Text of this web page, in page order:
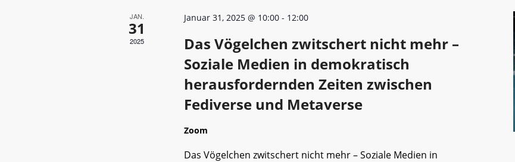
JAN.
31
2025
Januar 31, 2025 @ 10:00 - 12:00
Das Vögelchen zwitschert nicht mehr –
Soziale Medien in demokratisch
herausfordernden Zeiten zwischen
Fediverse und Metaverse
Zoom
Das Vögelchen zwitschert nicht mehr – Soziale Medien in